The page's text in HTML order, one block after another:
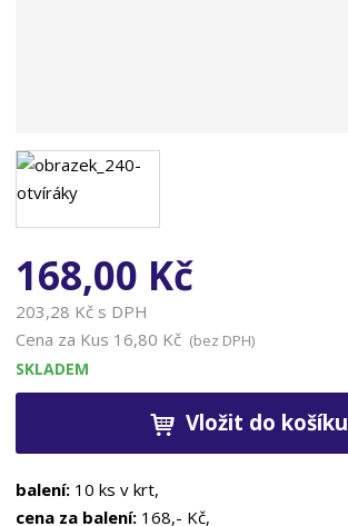
168,00 Kč
203,28 Kč s DPH
Cena za Kus 16,80 Kč (bez DPH)
SKLADEM
Vložit do košíku
balení: 10 ks v krt,
cena za balení: 168,- Kč,